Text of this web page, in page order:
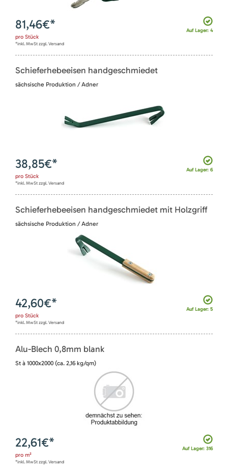
Auf Lager: 4
81,46€*
pro Stück
*inkl. MwSt zzgl. Versand
Schieferhebeeisen handgeschmiedet
sächsische Produktion / Adner
Auf Lager: 6
38,85€*
pro Stück
*inkl. MwSt zzgl. Versand
Schieferhebeeisen handgeschmiedet mit Holzgriff
sächsische Produktion / Adner
Auf Lager: 5
42,60€*
pro Stück
*inkl. MwSt zzgl. Versand
Alu-Blech 0,8mm blank
St à 1000x2000 (ca. 2,16 kg/qm)
Auf Lager: 316
22,61€*
pro m²
*inkl. MwSt zzgl. Versand